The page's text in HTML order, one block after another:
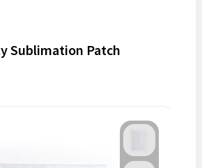
Sublimation Patch